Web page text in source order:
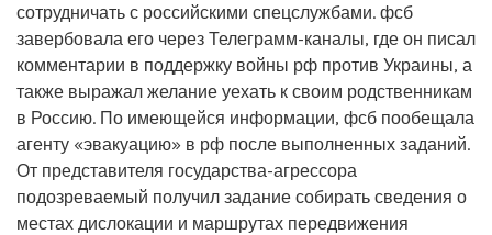
сотрудничать с российскими спецслужбами. фсб
завербовала его через Телеграмм-каналы, где он писал
комментарии в поддержку войны рф против Украины, а
также выражал желание уехать к своим родственникам
в Россию. По имеющейся информации, фсб пообещала
агенту «эвакуацию» в рф после выполненных заданий.
От представителя государства-агрессора
подозреваемый получил задание собирать сведения о
местах дислокации и маршрутах передвижения